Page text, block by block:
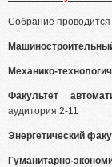
Зачисление
Родителям
Часто
Факультет
Собрание
Механико-
Факультет
аудитория 2-11
Энергетический
Гуманитарно-